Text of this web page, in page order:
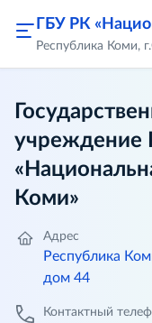
Республика Коми,
учреждение
Коми»
Адрес
Республика
дом 44
Контактный